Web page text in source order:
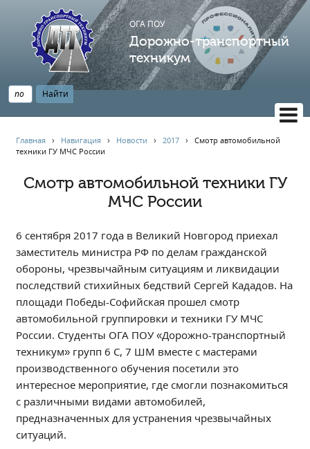
ОГА ПОУ
Дорожно-транспортный
техникум
НАВИГАЦИЯ
Главная
Профессионалитет
Опрос по качеству образования
Новости
Наблюдательный совет
Информация
Независимая оценка качества
Профориентация
Обращения онлайн
Контакты
Региональный центр по профилактике ДДТТ
Учебно-производственный комплекс
Центр карьеры
Главная › Навигация › Новости ›2017 ›Смотр автомобильной
техники ГУ МЧС России
Смотр автомобильной техники ГУ
МЧС России
6 сентября 2017 года в Великий Новгород приехал
заместитель министра РФ по делам гражданской
обороны, чрезвычайным ситуациям и ликвидации
последствий стихийных бедствий Сергей Кададов. На
площади Победы-Софийская прошел смотр
автомобильной группировки и техники ГУ МЧС
России. Студенты ОГА ПОУ «Дорожно-транспортный
техникум» групп 6 С, 7 ШМ вместе с мастерами
производственного обучения посетили это
интересное мероприятие, где смогли познакомиться
с различными видами автомобилей,
предназначенных для устранения чрезвычайных
ситуаций.